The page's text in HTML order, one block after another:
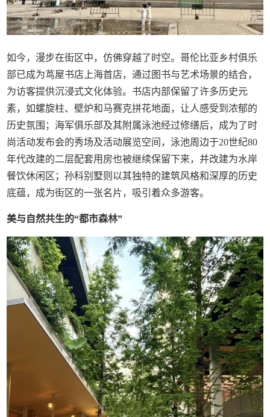
如今，漫步在街区中，仿佛穿越了时空。哥伦比亚乡村俱乐
部已成为茑屋书店上海首店，通过图书与艺术场景的结合，
为访客提供沉浸式文化体验。书店内部保留了许多历史元
素，如螺旋柱、壁炉和马赛克拼花地面，让人感受到浓郁的
历史氛围；海军俱乐部及其附属泳池经过修缮后，成为了时
尚活动发布会的秀场及活动展览空间，泳池周边于20世纪80
年代改建的二层配套用房也被继续保留下来，并改建为水岸
餐饮休闲区；孙科别墅则以其独特的建筑风格和深厚的历史
底蕴，成为街区的一张名片，吸引着众多游客。
美与自然共生的“都市森林”